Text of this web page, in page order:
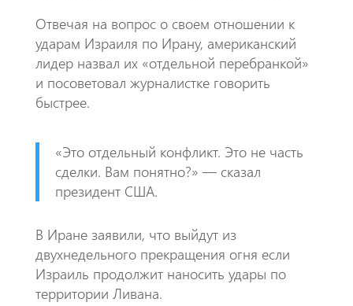
Отвечая на вопрос о своем отношении к
ударам Израиля по Ирану, американский
лидер назвал их «отдельной перебранкой»
и посоветовал журналистке говорить
быстрее.
«Это отдельный конфликт. Это не часть
сделки. Вам понятно?» — сказал
президент США.
В Иране заявили, что выйдут из
двухнедельного прекращения огня если
Израиль продолжит наносить удары по
территории Ливана.